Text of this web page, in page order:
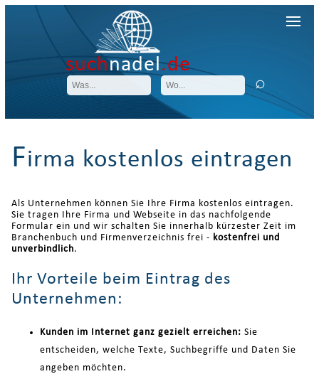
suchnadel.de
Firma kostenlos eintragen
Als Unternehmen können Sie Ihre Firma kostenlos eintragen.
Sie tragen Ihre Firma und Webseite in das nachfolgende
Formular ein und wir schalten Sie innerhalb kürzester Zeit im
Branchenbuch und Firmenverzeichnis frei - kostenfrei und
unverbindlich.
Ihr Vorteile beim Eintrag des
Unternehmen:
Kunden im Internet ganz gezielt erreichen: Sie
entscheiden, welche Texte, Suchbegriffe und Daten Sie
angeben möchten.